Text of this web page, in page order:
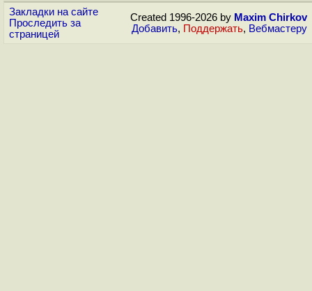
Закладки на сайте
Проследить за
страницей
Created 1996-2026 by Maxim Chirkov
Добавить, Поддержать, Вебмастеру